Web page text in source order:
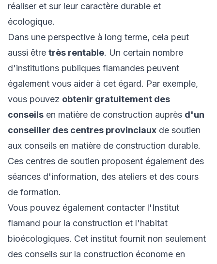
réaliser et sur leur caractère durable et
écologique.
Dans une perspective à long terme, cela peut
aussi être très rentable. Un certain nombre
d'institutions publiques flamandes peuvent
également vous aider à cet égard. Par exemple,
vous pouvez obtenir gratuitement des
conseils en matière de construction auprès d'un
conseiller des centres provinciaux de soutien
aux conseils en matière de construction durable.
Ces centres de soutien proposent également des
séances d'information, des ateliers et des cours
de formation.
Vous pouvez également contacter l'Institut
flamand pour la construction et l'habitat
bioécologiques. Cet institut fournit non seulement
des conseils sur la construction économe en